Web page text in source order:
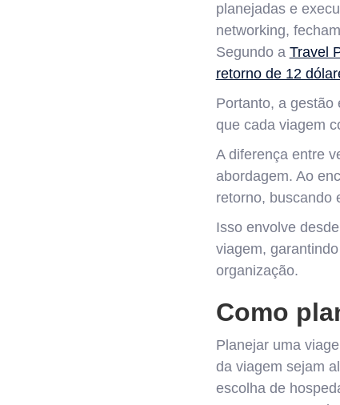
planejadas e
networking,
Segundo a Travel
retorno de 12
Portanto, a gestão
que cada viagem
A diferença entre
abordagem. Ao
retorno, buscando
Isso envolve
viagem,
organização.
Como
Planejar uma
da viagem sejam
escolha de